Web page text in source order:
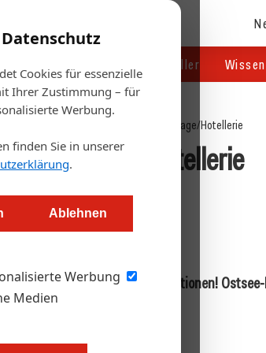
Cookies für essenzielle
Ihrer Zustimmung – für
Werbung.
finden Sie in unserer
.
Ablehnen
Werbung
Medien
Handel & Hersteller
Homepage/Hotellerie
Hotellerie
30. Juli 2026
Palais Coburg öffnet ab 3. August
wieder für Hotelgäste
neue Standorte, große Investitionen!
sind bei „Familux“ fix